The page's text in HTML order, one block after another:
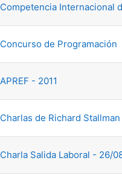
Competencia Internacional
Concurso de Programación
APREF - 2011
Charlas de Richard
Charla Salida Laboral - 26/